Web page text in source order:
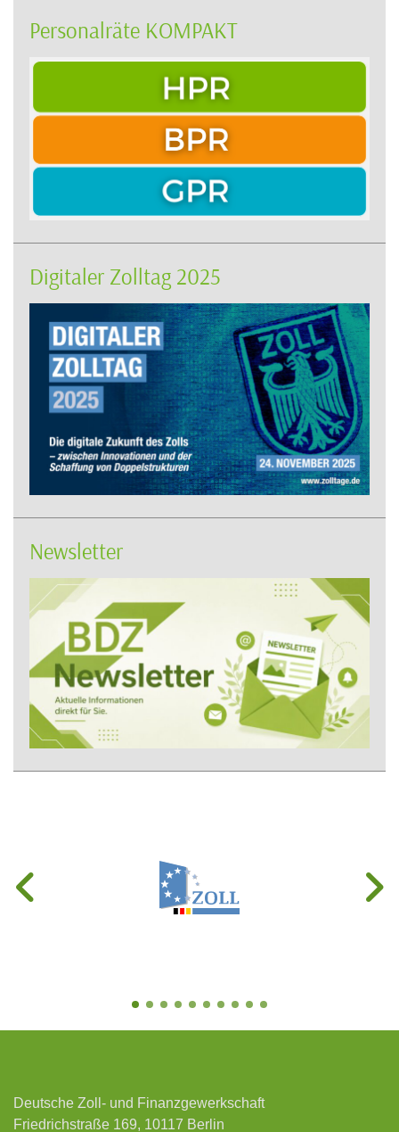
Personalräte KOMPAKT
Digitaler Zolltag 2025
Newsletter
Deutsche Zoll- und Finanzgewerkschaft
Friedrichstraße 169, 10117 Berlin